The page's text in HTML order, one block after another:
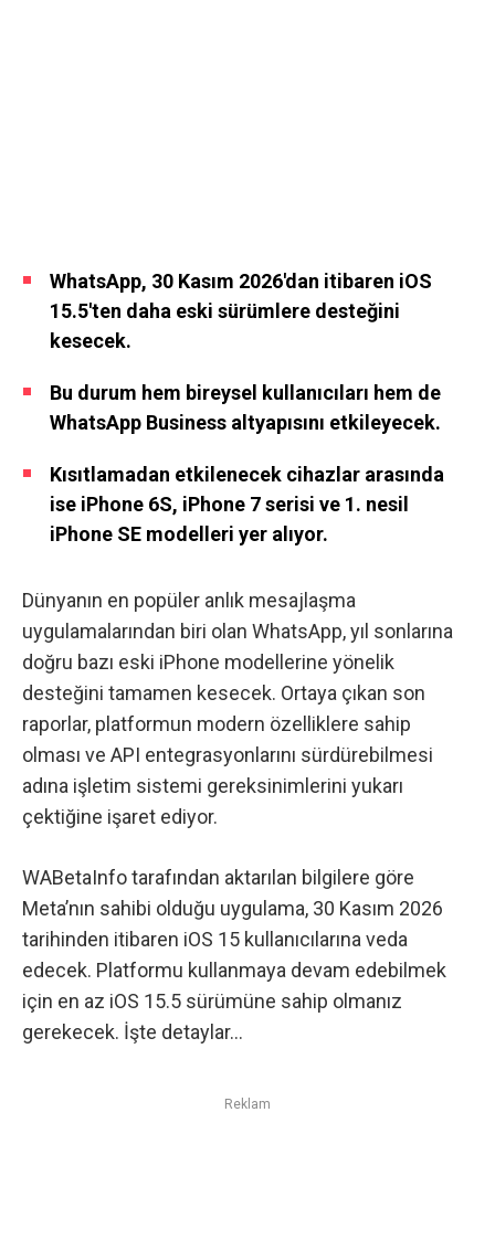
WhatsApp, 30 Kasım 2026'dan itibaren iOS
15.5'ten daha eski sürümlere desteğini
kesecek.
Bu durum hem bireysel kullanıcıları hem de
WhatsApp Business altyapısını etkileyecek.
Kısıtlamadan etkilenecek cihazlar arasında
ise iPhone 6S, iPhone 7 serisi ve 1. nesil
iPhone SE modelleri yer alıyor.
Dünyanın en popüler anlık mesajlaşma
uygulamalarından biri olan WhatsApp, yıl sonlarına
doğru bazı eski iPhone modellerine yönelik
desteğini tamamen kesecek. Ortaya çıkan son
raporlar, platformun modern özelliklere sahip
olması ve API entegrasyonlarını sürdürebilmesi
adına işletim sistemi gereksinimlerini yukarı
çektiğine işaret ediyor.
WABetaInfo tarafından aktarılan bilgilere göre
Meta’nın sahibi olduğu uygulama, 30 Kasım 2026
tarihinden itibaren iOS 15 kullanıcılarına veda
edecek. Platformu kullanmaya devam edebilmek
için en az iOS 15.5 sürümüne sahip olmanız
gerekecek. İşte detaylar…
Reklam